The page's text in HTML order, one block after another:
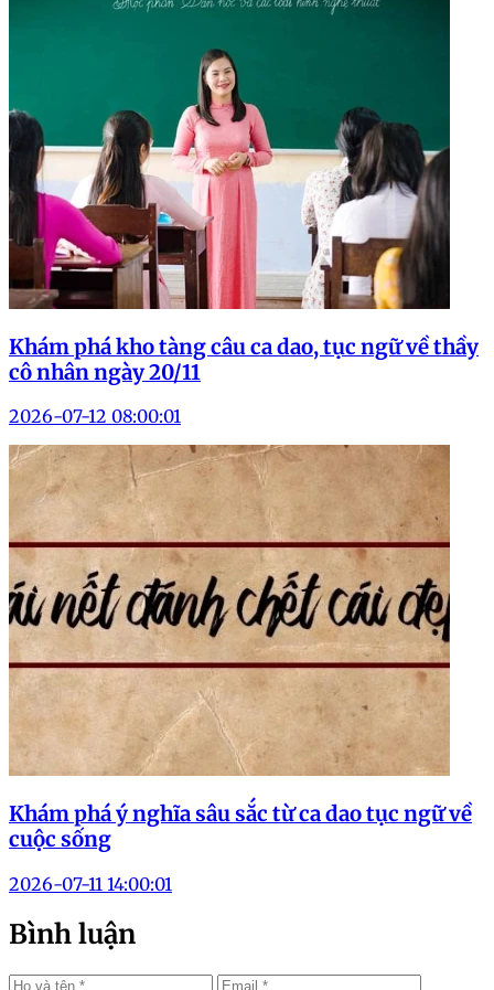
Khám phá kho tàng câu ca dao, tục ngữ về thầy
cô nhân ngày 20/11
2026-07-12 08:00:01
Khám phá ý nghĩa sâu sắc từ ca dao tục ngữ về
cuộc sống
2026-07-11 14:00:01
Bình luận